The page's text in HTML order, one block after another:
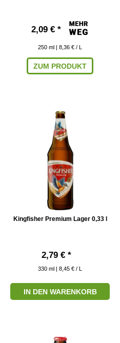
2,09 € *
250 ml | 8,36 € / L
ZUM PRODUKT
Kingfisher Premium Lager 0,33 l
2,79 € *
330 ml | 8,45 € / L
IN DEN WARENKORB